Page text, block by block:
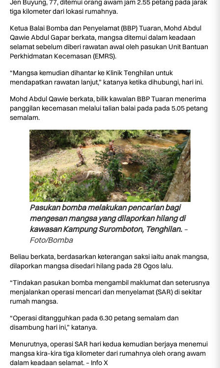
Jen Buyung, 77, ditemui orang awam jam 2.55 petang pada jarak
tiga kilometer dari lokasi rumahnya.
Ketua Balai Bomba dan Penyelamat (BBP) Tuaran, Mohd Abdul
Qawie Abdul Gapar berkata, mangsa ditemui dalam keadaan
selamat sebelum diberi rawatan awal oleh pasukan Unit Bantuan
Perkhidmatan Kecemasan (EMRS).
“Mangsa kemudian dihantar ke Klinik Tenghilan untuk
mendapatkan rawatan lanjut,” katanya ketika dihubungi, hari ini.
Mohd Abdul Qawie berkata, bilik kawalan BBP Tuaran menerima
panggilan kecemasan melalui talian balai pada pada 5.05 petang
semalam.
Pasukan bomba melakukan pencarian bagi
mengesan mangsa yang dilaporkan hilang di
kawasan Kampung Suromboton, Tenghilan. –
Foto/Bomba
Beliau berkata, berdasarkan keterangan saksi iaitu anak mangsa,
dilaporkan mangsa disedari hilang pada 28 Ogos lalu.
“Tindakan pasukan bomba mengambil maklumat dan seterusnya
menjalankan operasi mencari dan menyelamat (SAR) di sekitar
rumah mangsa.
“Operasi ditangguhkan pada 6.30 petang semalam dan
disambung hari ini,” katanya.
Menurutnya, operasi SAR hari kedua kemudian berjaya menemui
mangsa kira-kira tiga kilometer dari rumahnya oleh orang awam
dalam keadaan selamat. – Info X